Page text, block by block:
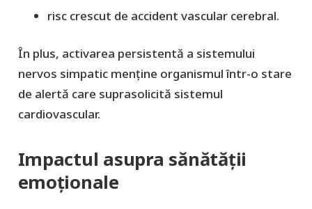
risc crescut de accident vascular cerebral.
În plus, activarea persistentă a sistemului
nervos simpatic menține organismul într-o stare
de alertă care suprasolicită sistemul
cardiovascular.
Impactul asupra sănătății
emoționale